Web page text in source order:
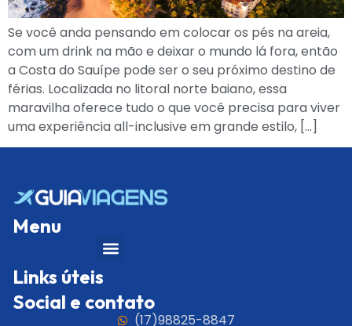
Se você anda pensando em colocar os pés na areia,
com um drink na mão e deixar o mundo lá fora, então
a Costa do Sauípe pode ser o seu próximo destino de
férias. Localizada no litoral norte baiano, essa
maravilha oferece tudo o que você precisa para viver
uma experiência all-inclusive em grande estilo, […]
Menu
Links úteis
Social e contato
(17)98825-8847